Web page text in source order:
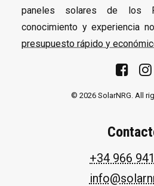
paneles solares de los
conocimiento y experiencia
presupuesto rápido y
© 2026 SolarNRG. All
+34 966